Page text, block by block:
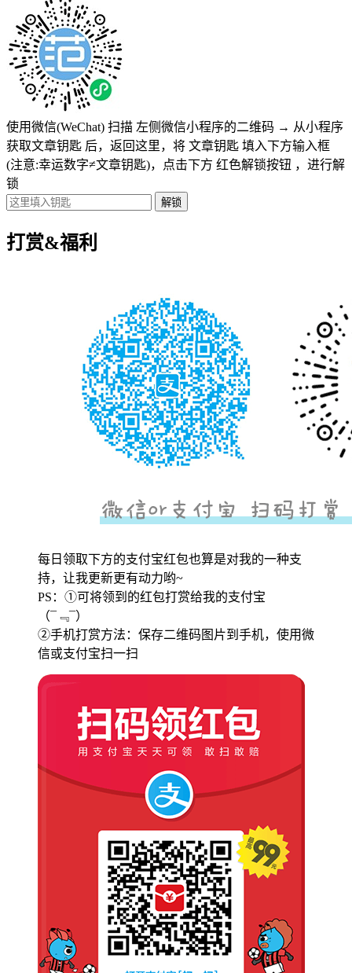
使用微信(WeChat) 扫描 左侧微信小程序的二维码 → 从小程序
获取文章钥匙 后，返回这里，将 文章钥匙 填入下方输入框
(注意:幸运数字≠文章钥匙)，点击下方 红色解锁按钮 ，进行解
锁
打赏&福利
每日领取下方的支付宝红包也算是对我的一种支
持，让我更新更有动力哟~
PS：①可将领到的红包打赏给我的支付宝
（¯﹃¯）
②手机打赏方法：保存二维码图片到手机，使用微
信或支付宝扫一扫